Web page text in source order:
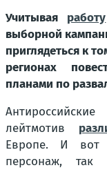
Учитывая работу
выборной
приглядеться к
регионах
планами по
лейтмотив
Европе. И вот
персонаж,